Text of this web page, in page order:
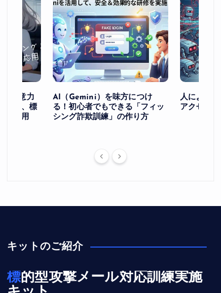
ー注意力
グと、標
の応用
AI（Gemini）を味方につけ
る！初心者でもできる「フィッ
シング詐欺訓練」の作り方
人による
アクセス
キットのご紹介
標的型攻撃メール対応訓練実施